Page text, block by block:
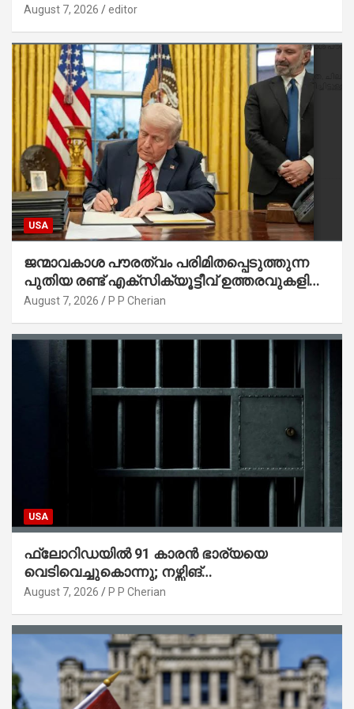
August 7, 2026 editor
USA
ജന്മാവകാശ പൗരത്വം പരിമിതപ്പെടുത്തുന്ന
പുതിയ രണ്ട് എക്സിക്യൂട്ടീവ് ഉത്തരവുകളിൽ
ട്രംപ് ഒപ്പുവെച്ചു
August 7, 2026 P P Cherian
USA
ഫ്ലോറിഡയിൽ 91 കാരൻ ഭാര്യയെ
വെടിവെച്ചുകൊന്നു; നഴ്സിങ്
ഹോമിലാക്കില്ലെന്ന് നൽകിയ വാഗ്ദാനം
August 7, 2026 P P Cherian